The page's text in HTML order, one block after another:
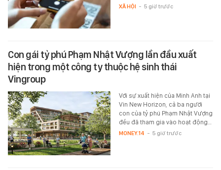
XÃ HỘI - 5 giờ trước
Con gái tỷ phú Phạm Nhật Vượng lần đầu xuất
hiện trong một công ty thuộc hệ sinh thái
Vingroup
Với sự xuất hiện của Minh Anh tại
Vin New Horizon, cả ba người
con của tỷ phú Phạm Nhật Vượng
đều đã tham gia vào hoạt động…
MONEY.14 - 5 giờ trước